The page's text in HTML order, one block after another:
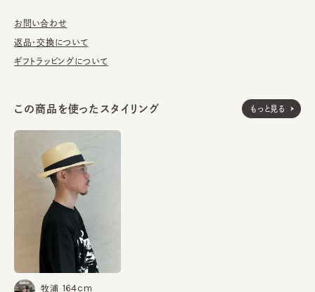
スベリを搭載しているので、清潔度も高く、フィット感の微調整が
可能です。
■お手入れ方法
※サイズ調節スベリ仕様（サイズを小さくする際は、調節テープを
まっすぐ引き出してください。逆向きに引っ張るとスベリを破損する
可能性がございます。）
※ツバ幅には若干の個体差があります。
※天然素材の為、草の太さや色の出方・シルエットに多少の個体
差があります。
※クラウンの裏には刻印が入っているものと入っていないものが
ありますが、素材は全て同じパナマとなります。
素材 パナマ100%
お問い合わせ
返品・交換について
ギフトラッピングについて
この商品を使ったスタイリング もっと見る
牧浦 164cm